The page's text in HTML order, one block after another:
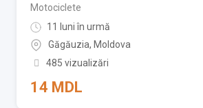
Motociclete
11 luni în urmă
Găgăuzia, Moldova
485 vizualizări
14 MDL